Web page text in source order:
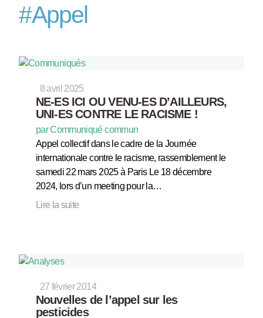
#Appel
8 avril 2025
NE-ES ICI OU VENU-ES D’AILLEURS,
UNI-ES CONTRE LE RACISME !
par Communiqué commun
Appel collectif dans le cadre de la Journée
internationale contre le racisme, rassemblement le
samedi 22 mars 2025 à Paris Le 18 décembre
2024, lors d’un meeting pour la…
Lire la suite
27 février 2014
Nouvelles de l’appel sur les
pesticides